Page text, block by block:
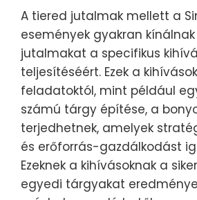
A tiered jutalmak mellett a
események gyakran
jutalmakat a specifikus
teljesítéséért. Ezek a
feladatoktól, mint például
számú tárgy építése, a
terjedhetnek, amelyek
és erőforrás-gazdálkodást
Ezeknek a kihívásoknak a
egyedi tárgyakat